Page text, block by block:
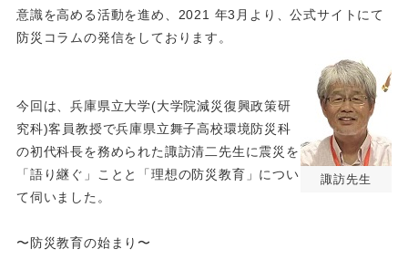
意識を高める活動を進め、2021 年3月より、公式サイトにて
防災コラムの発信をしております。
諏訪先生
今回は、兵庫県立大学(大学院減災復興政策研
究科)客員教授で兵庫県立舞子高校環境防災科
の初代科長を務められた諏訪清二先生に震災を
「語り継ぐ」ことと「理想の防災教育」につい
て伺いました。
〜防災教育の始まり〜